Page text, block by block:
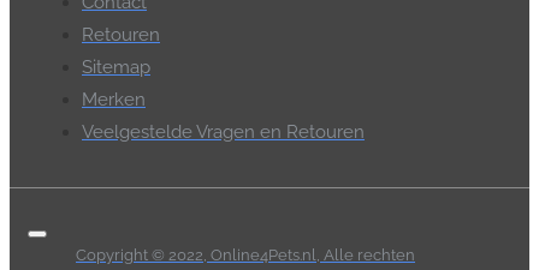
Retouren
Sitemap
Merken
Veelgestelde Vragen en Retouren
Copyright © 2022, Online4Pets.nl, Alle rechten